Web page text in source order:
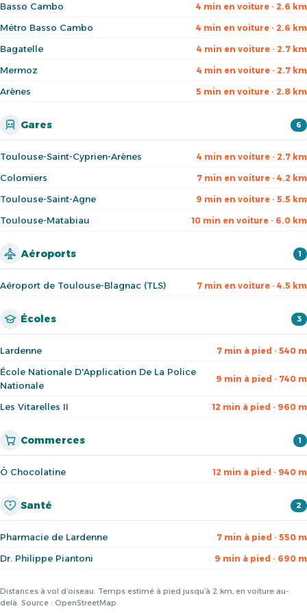
Basso Cambo 4 min en voiture · 2.6 km
Métro Basso Cambo 4 min en voiture · 2.6 km
Bagatelle 4 min en voiture · 2.7 km
Mermoz 4 min en voiture · 2.7 km
Arènes 5 min en voiture · 2.8 km
Gares 6
Toulouse-Saint-Cyprien-Arènes 4 min en voiture · 2.7 km
Colomiers 7 min en voiture · 4.2 km
Toulouse-Saint-Agne 9 min en voiture · 5.5 km
Toulouse-Matabiau 10 min en voiture · 6.0 km
Aéroports 1
Aéroport de Toulouse-Blagnac (TLS) 7 min en voiture · 4.5 km
Écoles 3
Lardenne 7 min à pied · 540 m
École Nationale D'Application De La Police
Nationale
9 min à pied · 740 m
Les Vitarelles II 12 min à pied · 960 m
Commerces 1
Ô Chocolatine 12 min à pied · 940 m
Santé 2
Pharmacie de Lardenne 7 min à pied · 550 m
Dr. Philippe Piantoni 9 min à pied · 690 m
Distances à vol d’oiseau. Temps estimé à pied jusqu’à 2 km, en voiture au-
delà. Source : OpenStreetMap.